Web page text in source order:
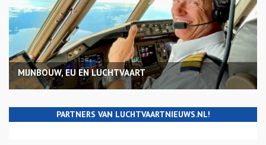
MIJNBOUW, EU EN LUCHTVAART
PARTNERS VAN LUCHTVAARTNIEUWS.NL!